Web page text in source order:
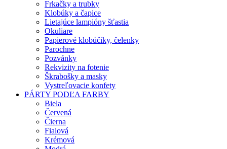
Frkačky a trubky
Klobúky a čapice
Lietajúce lampióny šťastia
Okuliare
Papierové klobúčiky, čelenky
Parochne
Pozvánky
Rekvizity na fotenie
Škrabošky a masky
Vystreľovacie konfety
PÁRTY PODĽA FARBY
Biela
Červená
Čierna
Fialová
Krémová